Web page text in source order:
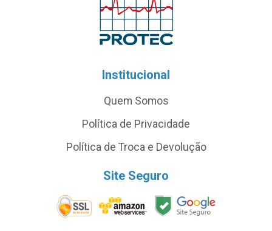
Institucional
Quem Somos
Política de Privacidade
Política de Troca e Devolução
Site Seguro